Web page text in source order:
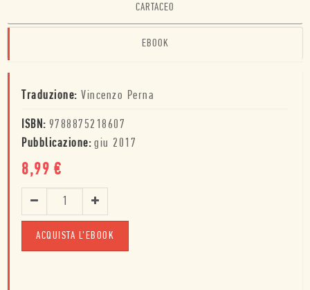
CARTACEO
EBOOK
Traduzione: Vincenzo Perna
ISBN: 9788875218607
Pubblicazione: giu 2017
8,99 €
ACQUISTA L'EBOOK